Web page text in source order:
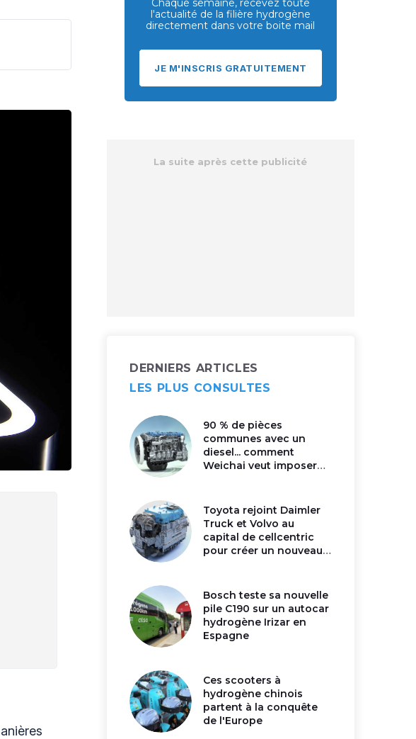
Chaque semaine, recevez toute
l'actualité de la filière hydrogène
directement dans votre boite mail
JE M'INSCRIS GRATUITEMENT
DERNIERS ARTICLES
LES PLUS CONSULTES
90 % de pièces
communes avec un
diesel... comment
Weichai veut imposer
Toyota rejoint Daimler
Truck et Volvo au
capital de cellcentric
pour créer un nouveau
Bosch teste sa nouvelle
pile C190 sur un autocar
hydrogène Irizar en
Espagne
Ces scooters à
hydrogène chinois
partent à la conquête
de l'Europe